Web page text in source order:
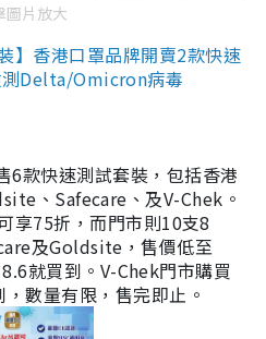
圖片放大
】香港口罩品牌開賣2款快速
Delta/Omicron病毒
6款快速測試套裝，包括香港
、Safecare、及V-Chek。
享75折，而門市則10支8
及Goldsite，售價低至
就買到。V-Chek門市購買
數量有限，售完即止。